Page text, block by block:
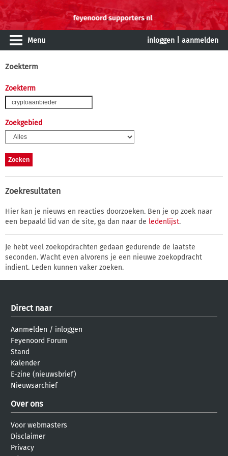
Menu inloggen aanmelden
Zoekterm
Zoekterm
Zoekgebied
Zoekresultaten
Hier kan je nieuws en reacties doorzoeken. Ben je op zoek naar
een bepaald lid van de site, ga dan naar de ledenlijst.
Je hebt veel zoekopdrachten gedaan gedurende de laatste
seconden. Wacht even alvorens je een nieuwe zoekopdracht
indient. Leden kunnen vaker zoeken.
Direct naar
Aanmelden / inloggen
Feyenoord Forum
Stand
Kalender
E-zine (nieuwsbrief)
Nieuwsarchief
Over ons
Voor webmasters
Disclaimer
Privacy